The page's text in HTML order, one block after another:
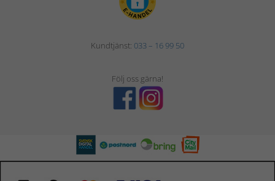
Kundtjänst: 033 – 16 99 50
Följ oss gärna!